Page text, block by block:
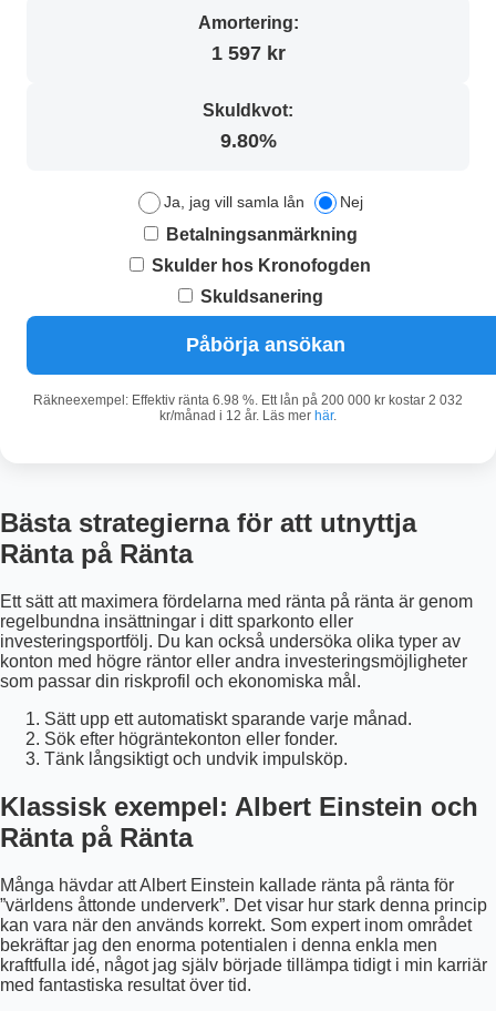
Amortering:
1 597 kr
Skuldkvot:
9.80%
Ja, jag vill samla lån Nej
Betalningsanmärkning
Skulder hos Kronofogden
Skuldsanering
Påbörja ansökan
Räkneexempel: Effektiv ränta 6.98 %. Ett lån på 200 000 kr kostar 2 032
kr/månad i 12 år. Läs mer här.
Bästa strategierna för att utnyttja
Ränta på Ränta
Ett sätt att maximera fördelarna med ränta på ränta är genom
regelbundna insättningar i ditt sparkonto eller
investeringsportfölj. Du kan också undersöka olika typer av
konton med högre räntor eller andra investeringsmöjligheter
som passar din riskprofil och ekonomiska mål.
Sätt upp ett automatiskt sparande varje månad.
Sök efter högräntekonton eller fonder.
Tänk långsiktigt och undvik impulsköp.
Klassisk exempel: Albert Einstein och
Ränta på Ränta
Många hävdar att Albert Einstein kallade ränta på ränta för
”världens åttonde underverk”. Det visar hur stark denna princip
kan vara när den används korrekt. Som expert inom området
bekräftar jag den enorma potentialen i denna enkla men
kraftfulla idé, något jag själv började tillämpa tidigt i min karriär
med fantastiska resultat över tid.